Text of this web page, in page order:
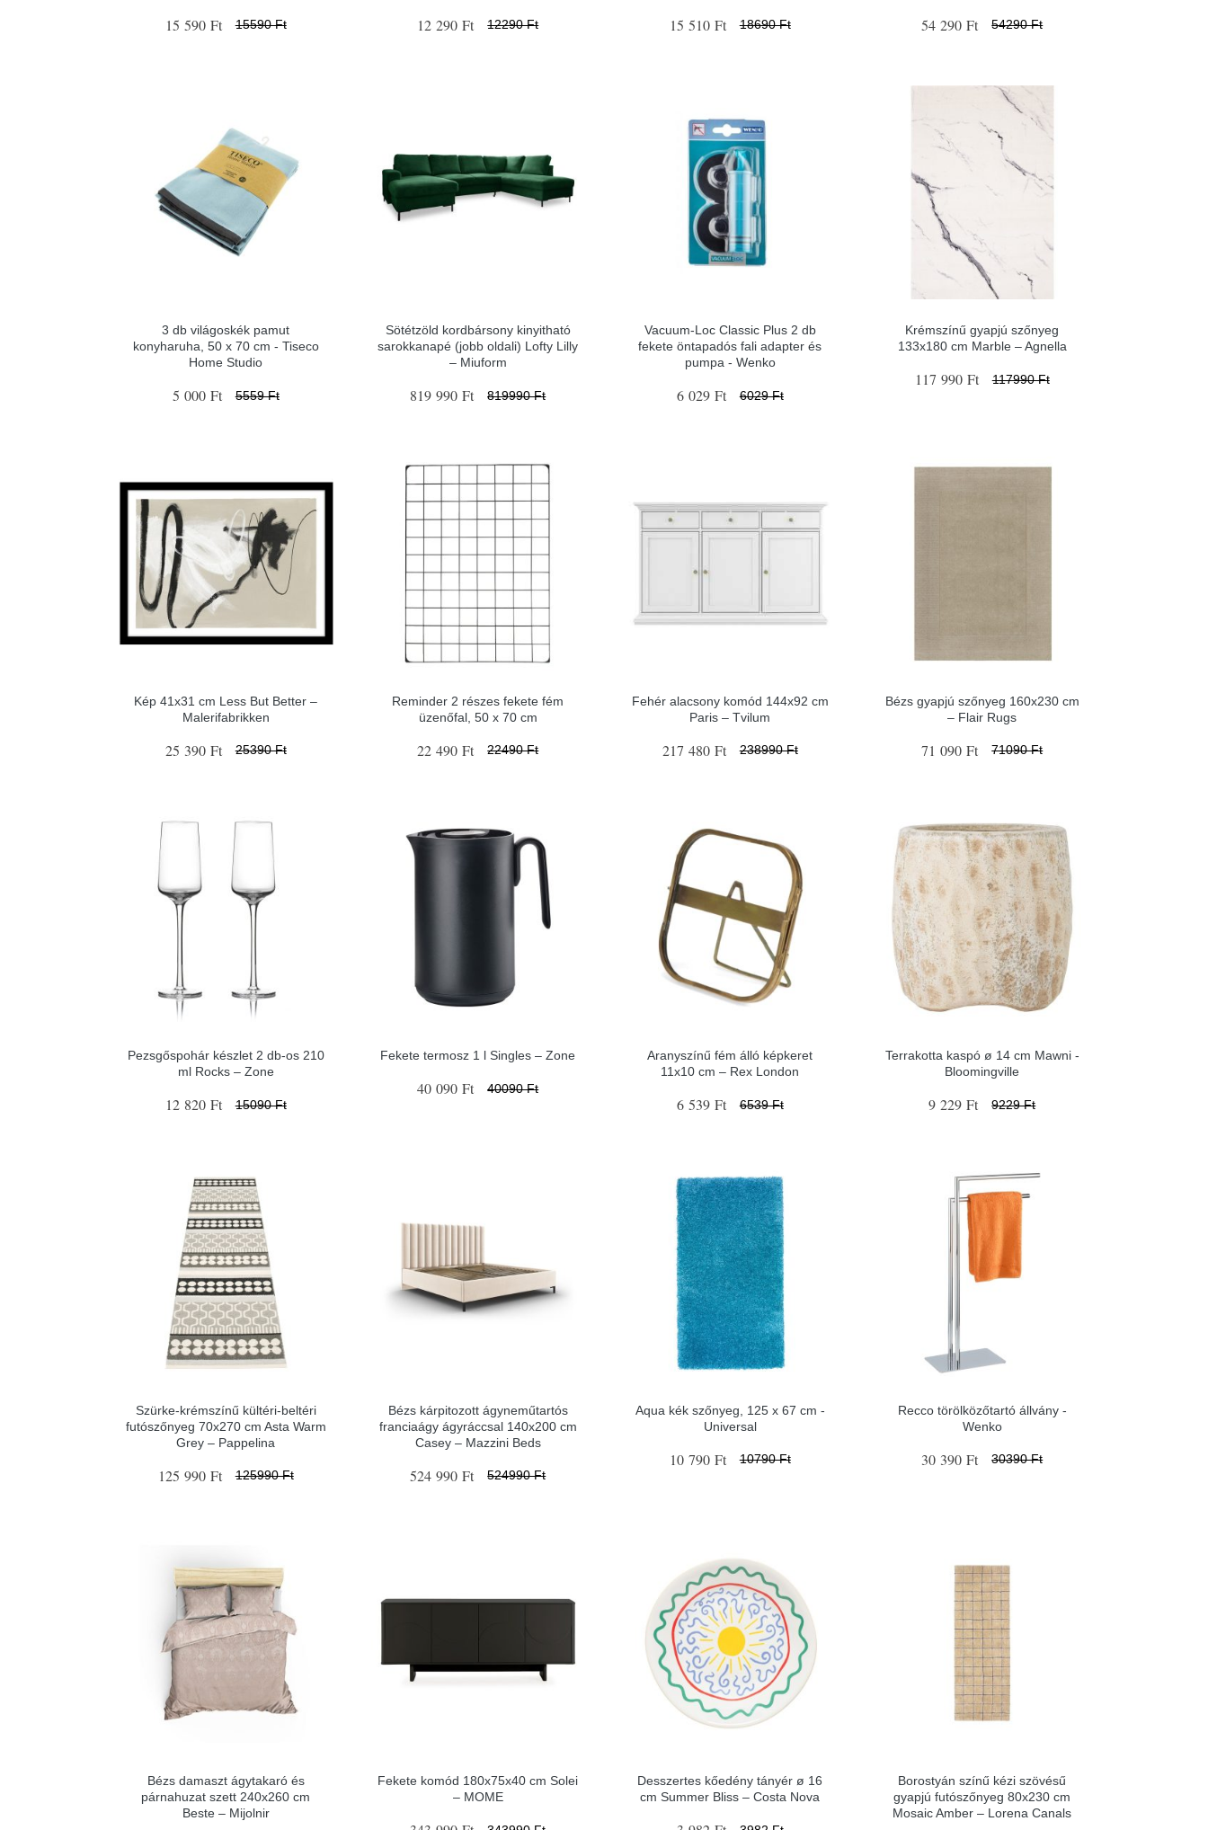
15 590 Ft 15590 Ft 12 290 Ft 12290 Ft 15 510 Ft 18690 Ft 54 290 Ft 54290 Ft
3 db világoskék pamut
konyharuha, 50 x 70 cm - Tiseco
Home Studio
5 000 Ft 5559 Ft
Sötétzöld kordbársony kinyitható
sarokkanapé (jobb oldali) Lofty Lilly
– Miuform
819 990 Ft 819990 Ft
Vacuum-Loc Classic Plus 2 db
fekete öntapadós fali adapter és
pumpa - Wenko
6 029 Ft 6029 Ft
Krémszínű gyapjú szőnyeg
133x180 cm Marble – Agnella
117 990 Ft 117990 Ft
Kép 41x31 cm Less But Better –
Malerifabrikken
25 390 Ft 25390 Ft
Reminder 2 részes fekete fém
üzenőfal, 50 x 70 cm
22 490 Ft 22490 Ft
Fehér alacsony komód 144x92 cm
Paris – Tvilum
217 480 Ft 238990 Ft
Bézs gyapjú szőnyeg 160x230 cm
– Flair Rugs
71 090 Ft 71090 Ft
Pezsgőspohár készlet 2 db-os 210
ml Rocks – Zone
12 820 Ft 15090 Ft
Fekete termosz 1 l Singles – Zone
40 090 Ft 40090 Ft
Aranyszínű fém álló képkeret
11x10 cm – Rex London
6 539 Ft 6539 Ft
Terrakotta kaspó ø 14 cm Mawni -
Bloomingville
9 229 Ft 9229 Ft
Szürke-krémszínű kültéri-beltéri
futószőnyeg 70x270 cm Asta Warm
Grey – Pappelina
125 990 Ft 125990 Ft
Bézs kárpitozott ágyneműtartós
franciaágy ágyráccsal 140x200 cm
Casey – Mazzini Beds
524 990 Ft 524990 Ft
Aqua kék szőnyeg, 125 x 67 cm -
Universal
10 790 Ft 10790 Ft
Recco törölközőtartó állvány -
Wenko
30 390 Ft 30390 Ft
Bézs damaszt ágytakaró és
párnahuzat szett 240x260 cm
Beste – Mijolnir
Fekete komód 180x75x40 cm Solei
– MOME
Desszertes kőedény tányér ø 16
cm Summer Bliss – Costa Nova
Borostyán színű kézi szövésű
gyapjú futószőnyeg 80x230 cm
Mosaic Amber – Lorena Canals